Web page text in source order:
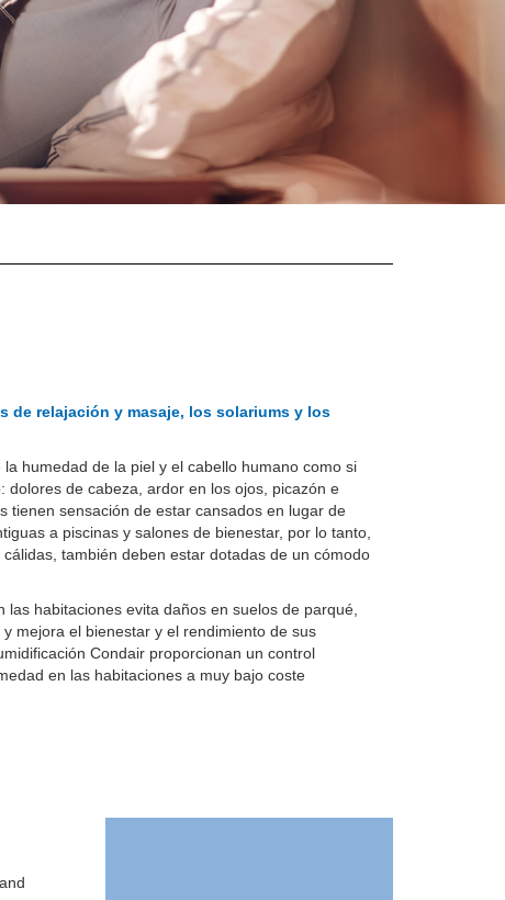
de relajación y masaje, los solariums y los
humedad de la piel y el cabello humano como si
dolores de cabeza, ardor en los ojos, picazón e
tienen sensación de estar cansados en lugar de
a piscinas y salones de bienestar, por lo tanto,
también deben estar dotadas de un cómodo
habitaciones evita daños en suelos de parqué,
mejora el bienestar y el rendimiento de sus
Condair proporcionan un control
en las habitaciones a muy bajo coste